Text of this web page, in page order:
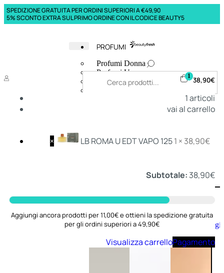
SPEDIZIONE GRATUITA PER ORDINI SUPERIORI A €49,90
5% SCONTO EXTRA SUL PRIMO ORDINE CON IL CODICE BEAUTY5
PROFUMI
Profumi Donna
Profumi Uomo
Deodoranti Donna
Bagnodoccia Uomo Profumi
DonnaUomo
Aggiungi
carrello
1 38,90€
1articoli
vai al carrello
× LB ROMA U EDT VAPO 1251 × 38,90€
Subtotale: 38,90€
Aggiungi ancora prodotti per 11,00€ e ottieni la spedizione gratuita
per gli ordini superiori a 49,90€
Visualizza carrelloPagamento